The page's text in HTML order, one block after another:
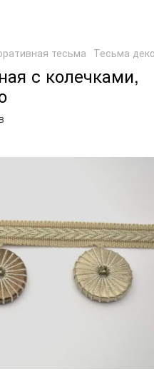
тесьма Тесьма
с колечками,